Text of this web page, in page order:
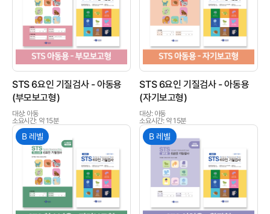
상품이미지
STS 6요인 기질검사 - 아동용
(부모보고형)
대상: 아동
소요시간: 약 15분
상품이미지
STS 6요인 기질검사 - 아동용
(자기보고형)
대상: 아동
소요시간: 약 15분
상품이미지
B 레벨
상품이미지
B 레벨